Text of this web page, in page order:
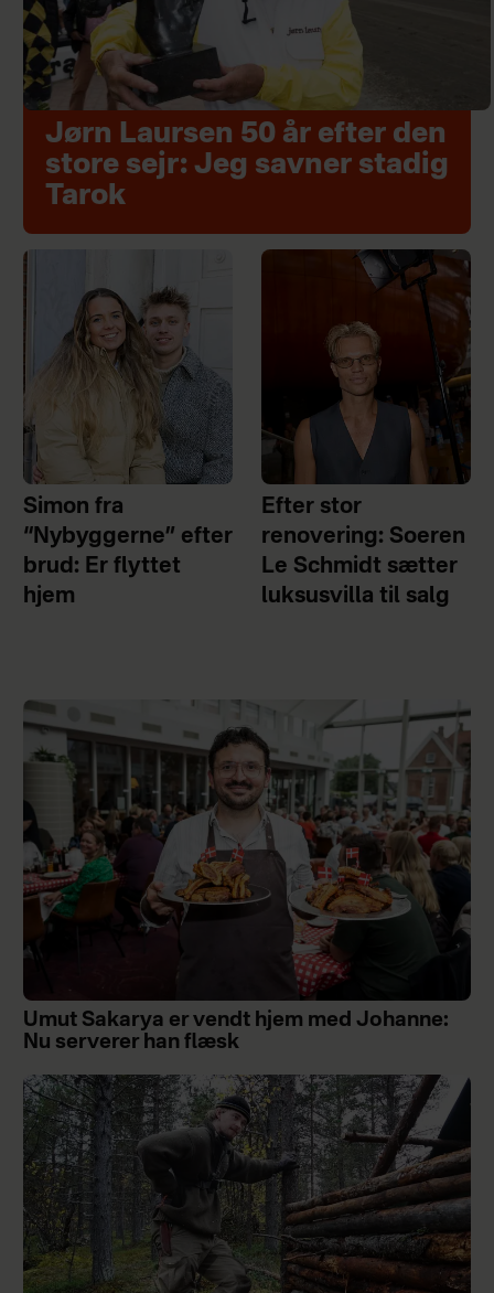
Jørn Laursen 50 år efter den
store sejr: Jeg savner stadig
Tarok
Simon fra
“Nybyggerne” efter
brud: Er flyttet
hjem
Efter stor
renovering: Soeren
Le Schmidt sætter
luksusvilla til salg
Umut Sakarya er vendt hjem med Johanne:
Nu serverer han flæsk